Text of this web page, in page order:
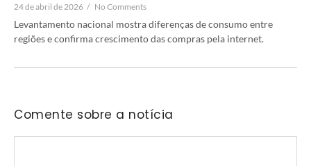
24 de abril de 2026 / No Comments
Levantamento nacional mostra diferenças de consumo entre
regiões e confirma crescimento das compras pela internet.
Comente sobre a notícia